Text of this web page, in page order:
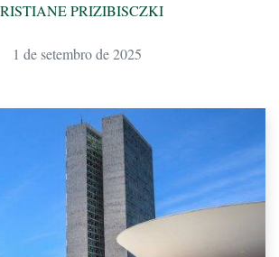
PRIZIBISCZKI
1 de setembro de 2025